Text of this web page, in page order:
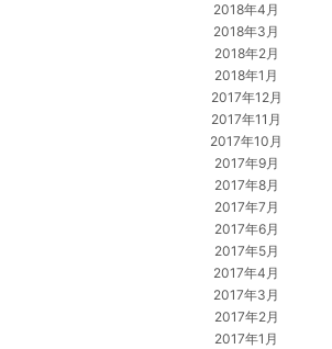
2018年4月
2018年3月
2018年2月
2018年1月
2017年12月
2017年11月
2017年10月
2017年9月
2017年8月
2017年7月
2017年6月
2017年5月
2017年4月
2017年3月
2017年2月
2017年1月